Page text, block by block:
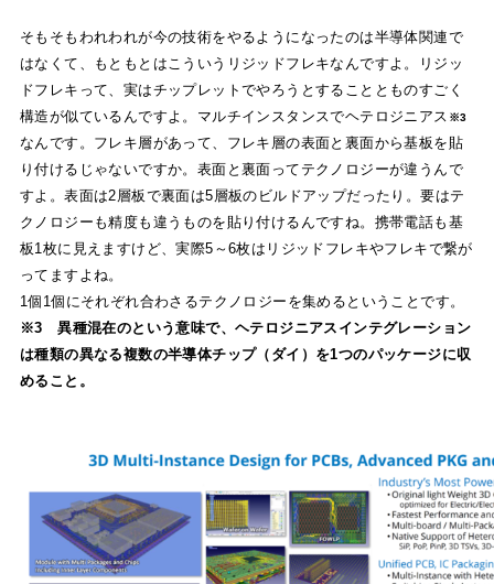
そもそもわれわれが今の技術をやるようになったのは半導体関連で
はなくて、もともとはこういうリジッドフレキなんですよ。リジッ
ドフレキって、実はチップレットでやろうとすることとものすごく
構造が似ているんですよ。マルチインスタンスでヘテロジニアス ※3
なんです。フレキ層があって、フレキ層の表面と裏面から基板を貼
り付けるじゃないですか。表面と裏面ってテクノロジーが違うんで
すよ。表面は2層板で裏面は5層板のビルドアップだったり。要はテ
クノロジーも精度も違うものを貼り付けるんですね。携帯電話も基
板1枚に見えますけど、実際5～6枚はリジッドフレキやフレキで繋が
ってますよね。
1個1個にそれぞれ合わさるテクノロジーを集めるということです。
※3 異種混在のという意味で、ヘテロジニアスインテグレーション
は種類の異なる複数の半導体チップ（ダイ）を1つのパッケージに収
めること。